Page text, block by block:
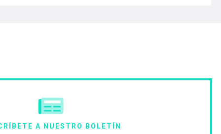
A NUESTRO BOLETÍN